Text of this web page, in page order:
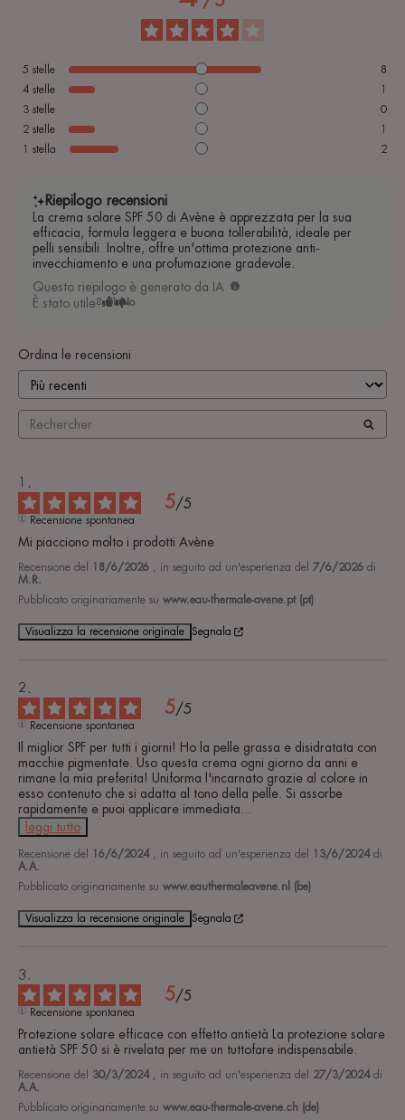
5 stelle
8
4 stelle
3 stelle
0
2 stelle
stella 2
Riepilogo recensioni
La crema solare SPF 50 di Avène è apprezzata per la sua
efficacia, formula leggera e buona tollerabilità, ideale per
pelli sensibili. Inoltre, offre un'ottima protezione anti-
invecchiamento e una profumazione gradevole.
Questo riepilogo è generato da IA
È stato utile?
Sì No
Ordina le recensioni
5/5
Recensione spontanea
Mi piacciono molto i prodotti Avène
Recensione del 18/6/2026 , in seguito ad un'esperienza del 7/6/2026 di
M.R.
Pubblicato originariamente su www.eau-thermale-avene.pt (pt)
Visualizza la recensione originale Segnala
5/5
Recensione spontanea
Il miglior SPF per tutti i giorni! Ho la pelle grassa e disidratata con
macchie pigmentate. Uso questa crema ogni giorno da anni e
rimane la mia preferita! Uniforma l'incarnato grazie al colore in
esso contenuto che si adatta al tono della pelle. Si assorbe
rapidamente e puoi applicare immediata
leggi tutto
Recensione del 16/6/2024 , in seguito ad un'esperienza del 13/6/2024 di
A.A.
Pubblicato originariamente su www.eauthermaleavene.nl (be)
Visualizza la recensione originale Segnala
5/5
Recensione spontanea
Protezione solare efficace con effetto antietà La protezione solare
antietà SPF 50 si è rivelata per me un tuttofare indispensabile.
Recensione del 30/3/2024 , in seguito ad un'esperienza del 27/3/2024 di
A.A.
Pubblicato originariamente su www.eau-thermale-avene.ch (de)